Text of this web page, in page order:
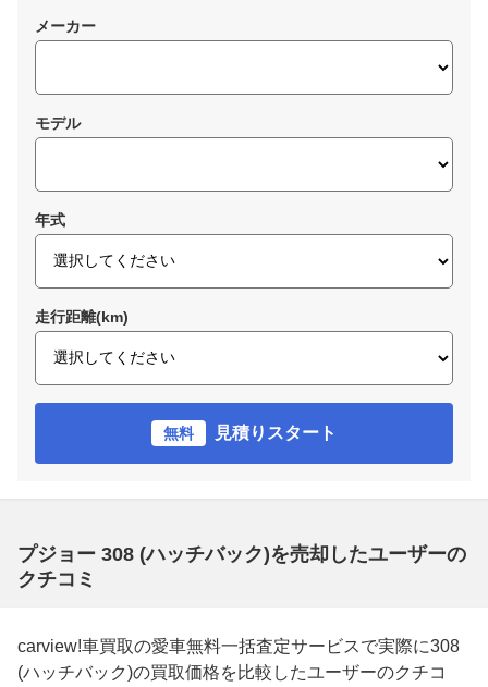
メーカー
モデル
年式
走行距離(km)
無料 見積りスタート
プジョー 308 (ハッチバック)を売却したユーザーの
クチコミ
carview!車買取の愛車無料一括査定サービスで実際に308
(ハッチバック)の買取価格を比較したユーザーのクチコ